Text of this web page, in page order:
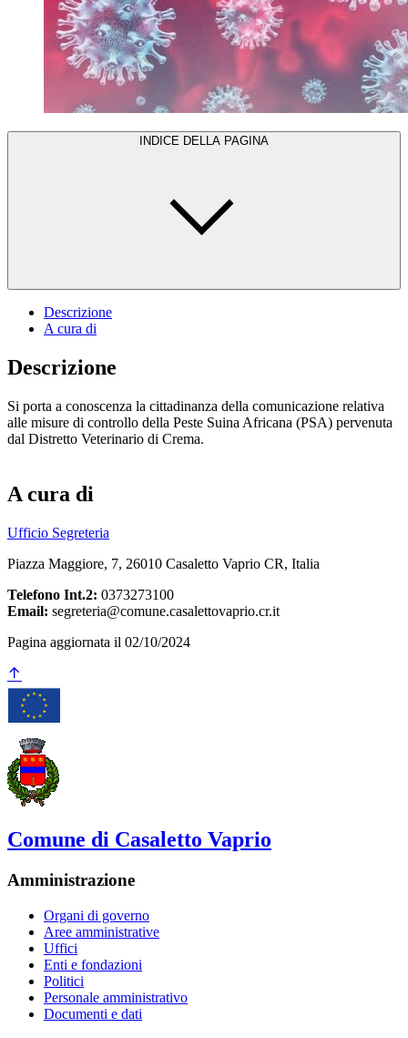
INDICE DELLA PAGINA
Descrizione
A cura di
Descrizione
Si porta a conoscenza la cittadinanza della comunicazione relativa
alle misure di controllo della Peste Suina Africana (PSA) pervenuta
dal Distretto Veterinario di Crema.
A cura di
Ufficio Segreteria
Piazza Maggiore, 7, 26010 Casaletto Vaprio CR, Italia
Telefono Int.2: 0373273100
Email: segreteria@comune.casalettovaprio.cr.it
Pagina aggiornata il 02/10/2024
Comune di Casaletto Vaprio
Amministrazione
Organi di governo
Aree amministrative
Uffici
Enti e fondazioni
Politici
Personale amministrativo
Documenti e dati